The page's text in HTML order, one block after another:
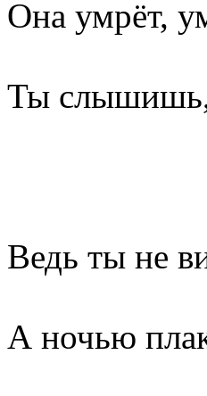
Она умрёт,
Ты слышишь,
Ведь ты не
А ночью